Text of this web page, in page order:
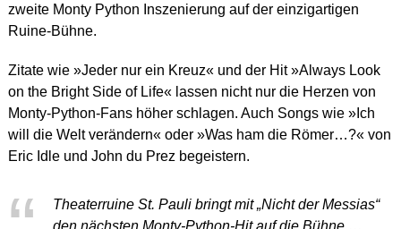
zweite Monty Python Inszenierung auf der einzigartigen
Ruine-Bühne.
Zitate wie »Jeder nur ein Kreuz« und der Hit »Always Look
on the Bright Side of Life« lassen nicht nur die Herzen von
Monty-Python-Fans höher schlagen. Auch Songs wie »Ich
will die Welt verändern« oder »Was ham die Römer…?« von
Eric Idle und John du Prez begeistern.
Theaterruine St. Pauli bringt mit „Nicht der Messias“
den nächsten Monty-Python-Hit auf die Bühne …